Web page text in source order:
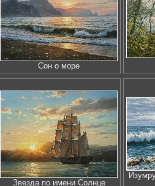
Сон о море
Звезда по имени Солнце